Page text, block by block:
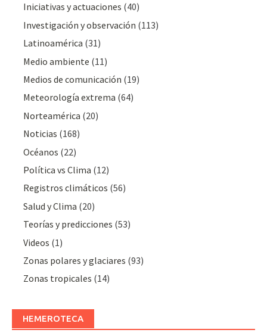
Iniciativas y actuaciones (40)
Investigación y observación (113)
Latinoamérica (31)
Medio ambiente (11)
Medios de comunicación (19)
Meteorologí­a extrema (64)
Norteamérica (20)
Noticias (168)
Océanos (22)
Polí­tica vs Clima (12)
Registros climáticos (56)
Salud y Clima (20)
Teorías y predicciones (53)
Videos (1)
Zonas polares y glaciares (93)
Zonas tropicales (14)
HEMEROTECA